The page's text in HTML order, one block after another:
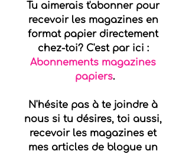
Tu aimerais t'abonner pour
recevoir les magazines en
format papier directement
chez-toi? C'est par ici :
Abonnements magazines
papiers.
N'hésite pas à te joindre à
nous si tu désires, toi aussi,
recevoir les magazines et
mes articles de blogue un